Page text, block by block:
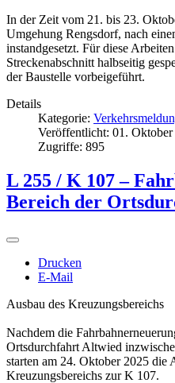
In der Zeit vom 21. bis 23.
Umgehung Rengsdorf, nach
instandgesetzt. Für diese
Streckenabschnitt halbseitig
der Baustelle vorbeigeführt.
Details
Kategorie:
Veröffentlicht: 01. Oktober
Zugriffe: 895
L 255 / K 107 –
Bereich der
Drucken
E-Mail
Ausbau des Kreuzungsbereichs
Nachdem die
Ortsdurchfahrt Altwied
starten am 24. Oktober 2025 die
Kreuzungsbereichs zur K 107.